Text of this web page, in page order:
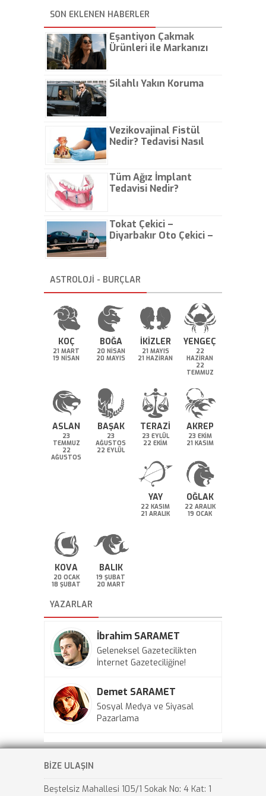
sistemi ile ilgili olmalıdır.
dedi.
malzemelerini bölgeye
ücretsiz olarak hava kargo
yoluyla taşımaktayız"
açıklamasında bulundu.
SON EKLENEN HABERLER
Eşantiyon Çakmak
Ürünleri ile Markanızı
Silahlı Yakın Koruma
Vezikovajinal Fistül
Nedir? Tedavisi Nasıl
Tüm Ağız İmplant
Tedavisi Nedir?
Tokat Çekici –
Diyarbakır Oto Çekici –
ASTROLOJİ - BURÇLAR
KOÇ
21 MART
19 NİSAN
BOĞA
20 NİSAN
20 MAYIS
İKİZLER
21 MAYIS
21 HAZİRAN
YENGEÇ
22
HAZİRAN
22
TEMMUZ
ASLAN
23
TEMMUZ
22
AĞUSTOS
BAŞAK
23
AĞUSTOS
22 EYLÜL
TERAZİ
23 EYLÜL
22 EKİM
AKREP
23 EKİM
21 KASIM
YAY
22 KASIM
21 ARALIK
OĞLAK
22 ARALIK
19 OCAK
KOVA
20 OCAK
18 ŞUBAT
BALIK
19 ŞUBAT
20 MART
YAZARLAR
İbrahim SARAMET
Geleneksel Gazetecilikten
İnternet Gazeteciliğine!
Demet SARAMET
Sosyal Medya ve Siyasal
Pazarlama
BİZE ULAŞIN
Beştelsiz Mahallesi 105/1 Sokak No: 4 Kat: 1